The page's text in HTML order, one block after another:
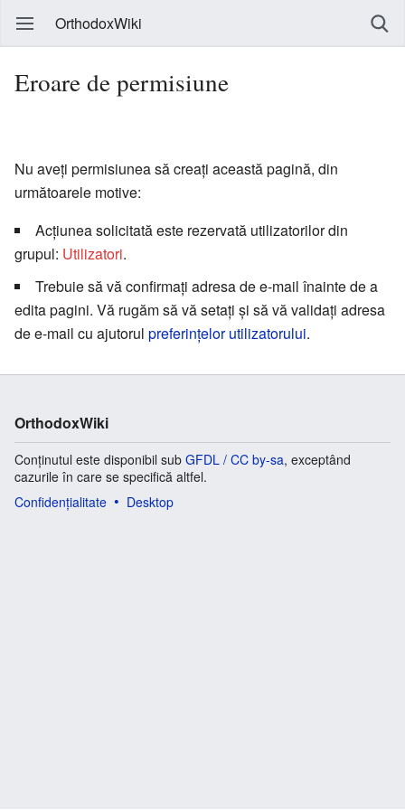
OrthodoxWiki
Eroare de permisiune
Nu aveți permisiunea să creați această pagină, din
următoarele motive:
Acțiunea solicitată este rezervată utilizatorilor din
grupul: Utilizatori.
Trebuie să vă confirmați adresa de e-mail înainte de a
edita pagini. Vă rugăm să vă setați și să vă validați adresa
de e-mail cu ajutorul preferințelor utilizatorului.
OrthodoxWiki
Conținutul este disponibil sub GFDL / CC by-sa, exceptând
cazurile în care se specifică altfel.
Confidențialitate
Desktop